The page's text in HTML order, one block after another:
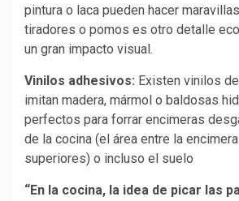
pintura o laca pueden hacer
tiradores o pomos es otro detalle
un gran impacto visual.
Vinilos adhesivos: Existen vinilos
imitan madera, mármol o baldosas
perfectos para forrar encimeras
de la cocina (el área entre la
superiores) o incluso el suelo
“En la cocina, la idea de picar las